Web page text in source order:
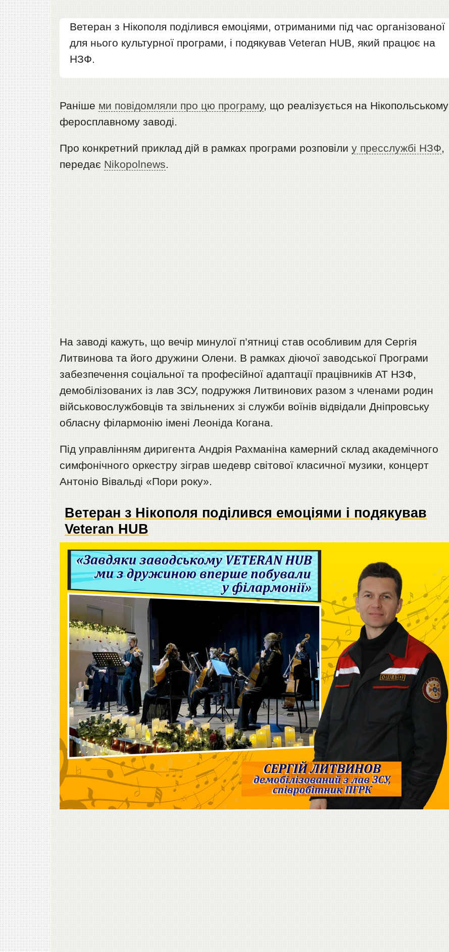
Ветеран з Нікополя поділився емоціями, отриманими під час організованої
для нього культурної програми, і подякував Veteran HUB, який працює на
НЗФ.
Раніше ми повідомляли про цю програму, що реалізується на Нікопольському
феросплавному заводі.
Про конкретний приклад дій в рамках програми розповілиу пресслужбі НЗФ,
передає Nikopolnews.
На заводі кажуть, що вечір минулої п’ятниці став особливим для Сергія
Литвинова та його дружини Олени. В рамках діючої заводської Програми
забезпечення соціальної та професійної адаптації працівників АТ НЗФ,
демобілізованих із лав ЗСУ, подружжя Литвинових разом з членами родин
військовослужбовців та звільнених зі служби воїнів відвідали Дніпровську
обласну філармонію імені Леоніда Когана.
Під управлінням диригента Андрія Рахманіна камерний склад академічного
симфонічного оркестру зіграв шедевр світової класичної музики, концерт
Антоніо Вівальді «Пори року».
Ветеран з Нікополя поділився емоціями і подякував
Veteran HUB